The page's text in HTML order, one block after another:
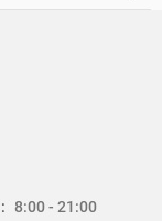
8:00 - 21:00